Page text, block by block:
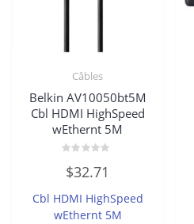
Câbles
Belkin AV10050bt5M
Cbl HDMI HighSpeed
wEthernt 5M
0
out
5
$32.71
Cbl HDMI HighSpeed
wEthernt 5M